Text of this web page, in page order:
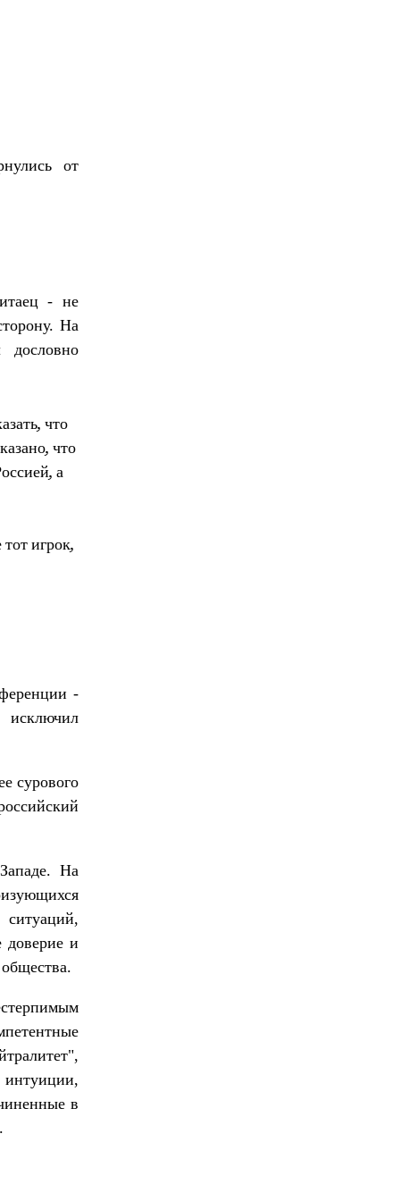
от
- не
На
дословно
что
что
а
игрок,
-
сурового
На
доверие и
в